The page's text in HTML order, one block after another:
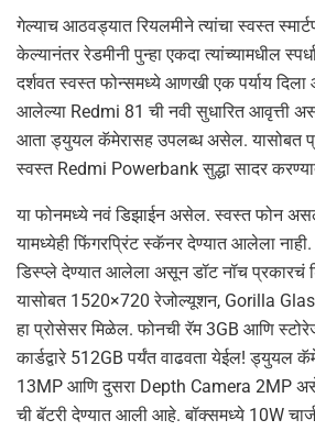
गेल्याच आठवड्यात रियलमीने त्यांचा स्वस्त
केल्यानंतर रेडमीनी पुन्हा एकदा त्यांच्यामधील
दर्शवत स्वस्त फोन्समध्ये आणखी एक पर्याय दिला
आलेल्या Redmi 81 ची नवी सुधारित आवृत्ती
आता ड्युयल कॅमेरासह उपलब्ध असेल. यासोबत
स्वस्त Redmi Powerbank सुद्धा सादर
या फोनमध्ये नवं डिझाईन असेल. स्वस्त फोन
यामध्येही फिंगरप्रिंट स्कॅनर देण्यात आलेला
डिस्प्ले देण्यात आलेला असून डॉट नॉच प्रकारचं
यासोबत 1520×720 रेजोल्यूशन, Gorilla
हा प्रोसेसर मिळेल. फोनची रॅम 3GB आणि
कार्डद्वारे 512GB पर्यंत वाढवता येईल! ड्युयल
13MP आणि दुसरा Depth Camera 2MP
ची बॅटरी देण्यात आली आहे. बॉक्समध्ये 10W